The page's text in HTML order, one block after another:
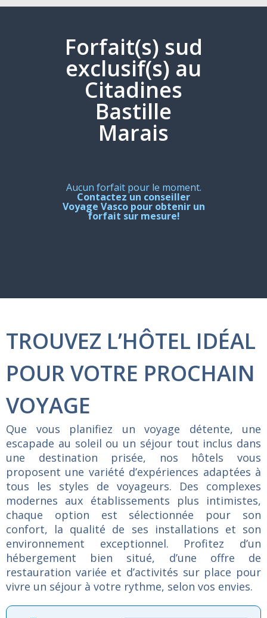
Forfait(s) sud
exclusif(s) au
Citadines
Bastille
Marais
Aucun forfait pour le moment.
Contactez un conseiller
Voyage Vasco pour obtenir un
forfait sur mesure!
TROUVEZ L’HÔTEL IDÉAL
POUR VOTRE PROCHAIN
VOYAGE
Que vous planifiez un voyage détente, une
escapade au soleil ou un séjour tout inclus dans
une destination prisée, nos hôtelsvous
proposent une variété d’expériences adaptées à
tous les styles de voyageurs. Des complexes
modernes aux établissements plus intimistes,
chaque option est sélectionnée pour son
confort, la qualité de ses installations et son
environnement exceptionnel. Profitez d’un
hébergement bien situé, d’une offre de
restauration variée et d’activités sur place pour
vivre un séjour à votre rythme, selon vos envies.